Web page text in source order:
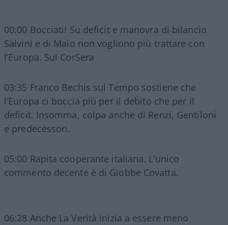
00:00 Bocciati! Su deficit e manovra di bilancio
Salvini e di Maio non vogliono più trattare con
l’Europa. Sul CorSera
03:35 Franco Bechis sul Tempo sostiene che
l’Europa ci boccia più per il debito che per il
deficit. Insomma, colpa anche di Renzi, Gentiloni
e predecessori.
05:00 Rapita cooperante italiana. L’unico
commento decente è di Giobbe Covatta.
06:28 Anche La Verità inizia a essere meno